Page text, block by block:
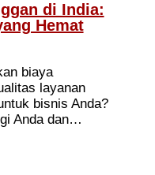
di India:
Hemat
biaya
layanan
bisnis Anda?
Anda dan…